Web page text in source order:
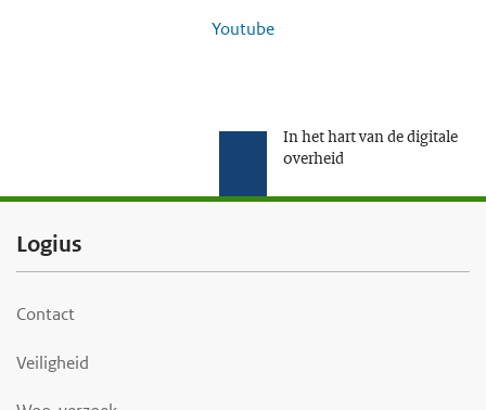
Youtube
In het hart van de digitale
overheid
F
o
o
e
Logius
Contact
Veiligheid